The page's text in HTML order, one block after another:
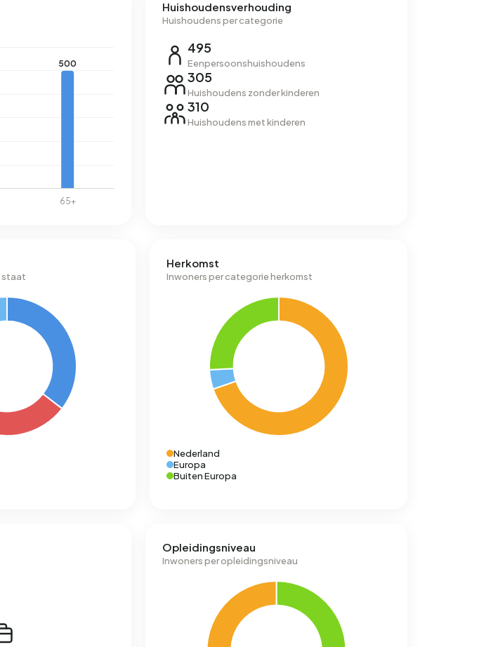
Huishoudensverhouding
Huishoudens per categorie
495
Eenpersoonshuishoudens
305
Huishoudens zonder kinderen
310
Huishoudens met kinderen
staat
Herkomst
Inwoners per categorie herkomst
Nederland
Europa
Buiten Europa
Opleidingsniveau
Inwoners per opleidingsniveau